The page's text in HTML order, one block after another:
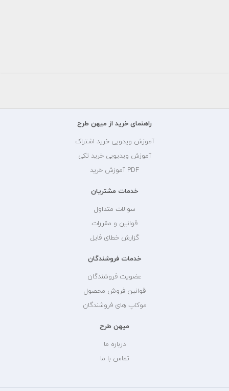
راهنمای خرید از میهن طرح
آموزش ویدویی خرید اشتراک
آموزش ویدیویی خرید تکی
PDF آموزش خرید
خدمات مشتریان
سوالات متداول
قوانین و مقررات
گزارش خطای فایل
خدمات فروشندگان
عضویت فروشندگان
قوانین فروش محصول
موکاپ های فروشندگان
میهن طرح
درباره ما
تماس با ما